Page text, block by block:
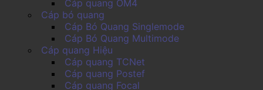
Cáp quang OM4
Cáp bó quang
Cáp Bó Quang Singlemode
Cáp Bó Quang Multimode
Cáp quang Hiệu
Cáp quang TCNet
Cáp quang Postef
Cáp quang Focal